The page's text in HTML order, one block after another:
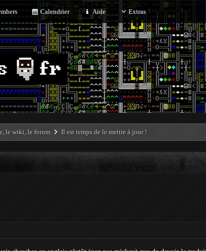
Calendrier Aide Extras
le wiki, le forum Il est temps de le mettre à jour !